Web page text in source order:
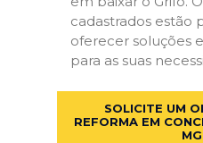
cadastrados estão
oferecer soluções
para as suas
SOLICITE UM
REFORMA EM
MG